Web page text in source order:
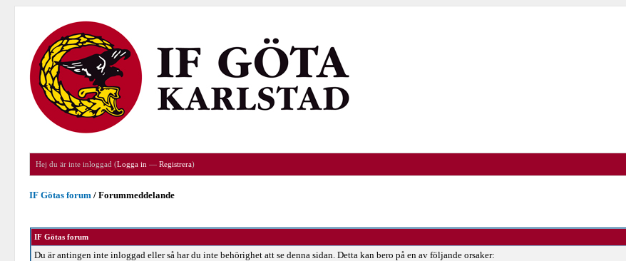
Hej du är inte inloggad (Logga in —Registrera)
IF Götas forum /Forummeddelande
IF Götas forum
Du är antingen inte inloggad eller så har du inte behörighet att se denna sidan. Detta kan bero på en av följande orsaker: